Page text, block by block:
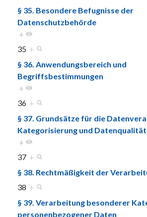
§ 35. Besondere Befugnisse der
Datenschutzbehörde
+
35 +
§ 36. Anwendungsbereich und
Begriffsbestimmungen
+
36 +
§ 37. Grundsätze für die
Kategorisierung und Datenqualität
+
37 +
§ 38. Rechtmäßigkeit der
38 +
§ 39. Verarbeitung besonderer
personenbezogener Daten